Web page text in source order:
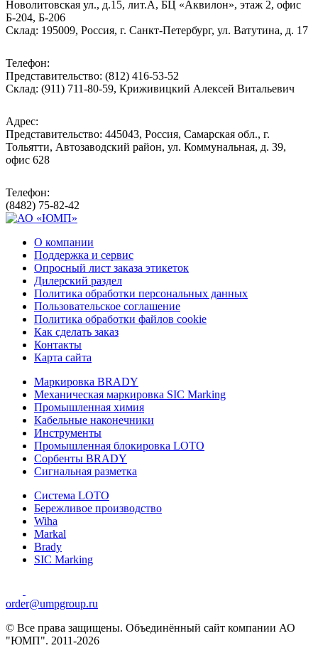
Новолитовская ул., д.15, лит.А, БЦ «Аквилон», этаж 2, офис
Б-204, Б-206
Склад: 195009, Россия, г. Санкт-Петербург, ул. Ватутина, д. 17
Телефон:
Представительство: (812) 416-53-52
Склад: (911) 711-80-59, Криживицкий Алексей Витальевич
Адрес:
Представительство: 445043, Россия, Самарская обл., г.
Тольятти, Автозаводский район, ул. Коммунальная, д. 39,
офис 628
Телефон:
(8482) 75-82-42
О компании
Поддержка и сервис
Опросный лист заказа этикеток
Дилерский раздел
Политика обработки персональных данных
Пользовательское соглашение
Политика обработки файлов cookie
Как сделать заказ
Контакты
Карта сайта
Маркировка BRADY
Механическая маркировка SIC Marking
Промышленная химия
Кабельные наконечники
Инструменты
Промышленная блокировка LOTO
Сорбенты BRADY
Сигнальная разметка
Система LOTO
Бережливое производство
Wiha
Markal
Brady
SIC Marking
order@umpgroup.ru
© Все права защищены. Объединённый сайт компании АО
"ЮМП". 2011-2026